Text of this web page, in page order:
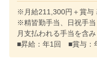
※月給211,300円＋賞与
※精皆勤手当、日祝手
月支払われる手当を含み
■昇給：年1回 ■賞与：